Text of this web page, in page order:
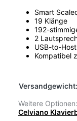
Smart
19 Klänge
192-
2
USB-to-
Kompatibel
Versandgewicht:
Weitere Optionen:
Celviano